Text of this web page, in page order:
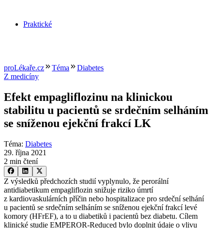
Praktické
proLékaře.cz Téma
Diabetes
Z medicíny
Efekt empagliflozinu na klinickou
stabilitu u pacientů se srdečním selháním
se sníženou ejekční frakcí LK
Téma: Diabetes
29. října 2021
2 min čtení
Z výsledků předchozích studií vyplynulo, že perorální
antidiabetikum empagliflozin snižuje riziko úmrtí
z kardiovaskulárních příčin nebo hospitalizace pro srdeční selhání
u pacientů se srdečním selháním se sníženou ejekční frakcí levé
komory (HFrEF), a to u diabetiků i pacientů bez diabetu. Cílem
klinické studie EMPEROR-Reduced bylo doplnit údaje o vlivu